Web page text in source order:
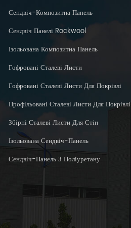
Сендвіч-Композитна Панель
Сендвіч Панелі Rockwool
Ізольована Композитна Панель
Гофровані Сталеві Листи
Гофровані Сталеві Листи Для Покрівлі
Профільовані Сталеві Листи Для Покрівлі
Збірні Сталеві Листи Для Стін
Ізольована Сендвіч-Панель
Сендвіч-Панель З Поліуретану